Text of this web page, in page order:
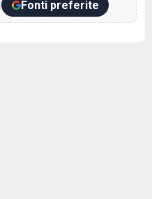
Fonti preferite